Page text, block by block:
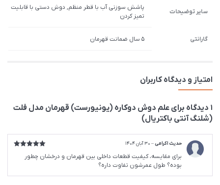
سایر توضیحات
پاشش سوزنی آب با قطر منظم, دوش دستی با قابلیت
تمیز کردن
گارانتی 5 سال ضمانت قهرمان
امتیاز و دیدگاه کاربران
1 دیدگاه برای
علم دوش دوکاره (یونیورست) قهرمان مدل فلت
(شلنگ آنتی باکتریال)
5
حدیث اکرامی– 30 آبان 1404
برای مقایسه، کیفیت قطعات داخلی بین قهرمان و درخشان چطور
بوده؟ طول عمرشون تفاوت داره؟